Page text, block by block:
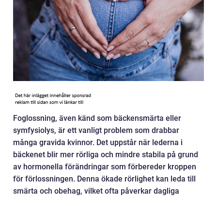
Foglossning, även känd som bäckensmärta eller
symfysiolys, är ett vanligt problem som drabbar
många gravida kvinnor. Det uppstår när lederna i
bäckenet blir mer rörliga och mindre stabila på grund
av hormonella förändringar som förbereder kroppen
för förlossningen. Denna ökade rörlighet kan leda till
smärta och obehag, vilket ofta påverkar dagliga